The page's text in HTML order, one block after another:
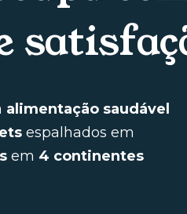
alimentação saudável
espalhados em
em 4 continentes